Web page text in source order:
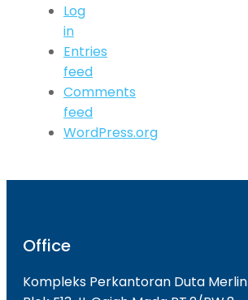
Log
in
Entries
feed
Comments
feed
WordPress.org
Office
Kompleks Perkantoran Duta Merlin